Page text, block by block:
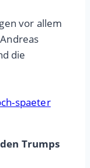
vor allem
die
spaeter
Trumps